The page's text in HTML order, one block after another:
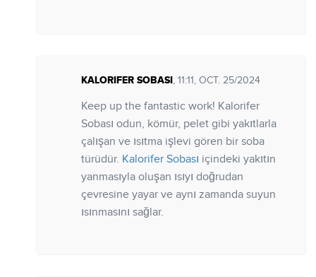
KALORIFER SOBASI, 11:11, OCT. 25/2024
Keep up the fantastic work! Kalorifer
Sobası odun, kömür, pelet gibi yakıtlarla
çalışan ve ısıtma işlevi gören bir soba
türüdür. Kalorifer Sobası içindeki yakıtın
yanmasıyla oluşan ısıyı doğrudan
çevresine yayar ve aynı zamanda suyun
ısınmasını sağlar.